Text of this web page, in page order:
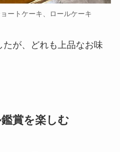
ートケーキ、ロールケーキ
が、どれも上品なお味
賞を楽しむ